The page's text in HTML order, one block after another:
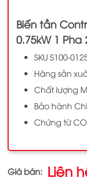
Biến tần
0.75kW 1 Pha
SKU S100-
Hãng sản
Chất lượng
Bảo hành
Chứng từ
Giá bán: Liên